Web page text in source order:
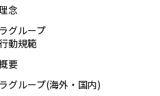
念
グループ
動規範
要
グループ(海外・国内)